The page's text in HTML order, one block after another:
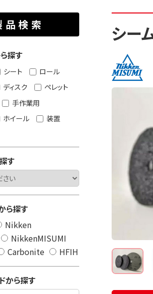
シー
品検索
探す
シート
ロール
ディスク
ペレット
手作業用
ホイール
装置
す
ら探す
Nikken
NikkenMISUMI
Carbonite HFIH
から探す